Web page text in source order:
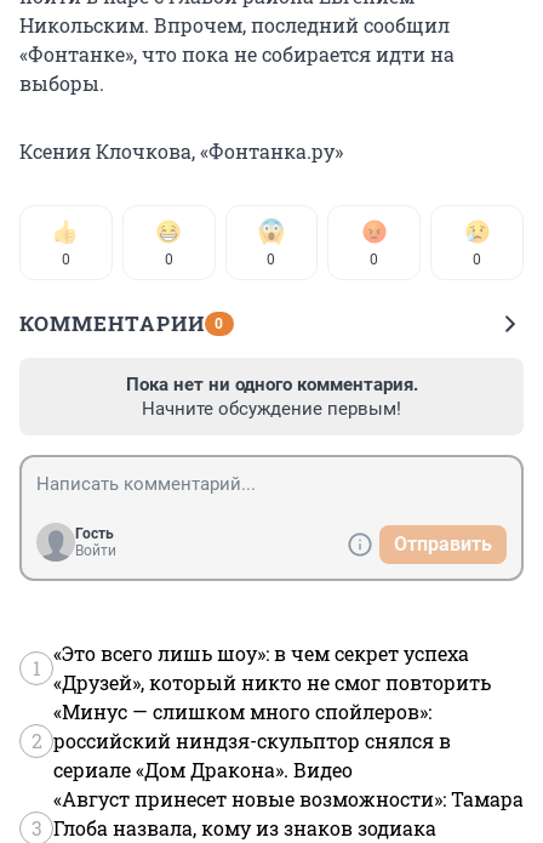
Никольским. Впрочем, последний сообщил
«Фонтанке», что пока не собирается идти на
выборы.
Ксения Клочкова, «Фонтанка.ру»
0 0 0 0 0
КОММЕНТАРИИ 0
Пока нет ни одного комментария.
Начните обсуждение первым!
Гость
Войти
Отправить
1
«Это всего лишь шоу»: в чем секрет успеха
«Друзей», который никто не смог повторить
2
«Минус — слишком много спойлеров»:
российский ниндзя-скульптор снялся в
сериале «Дом Дракона». Видео
3
«Август принесет новые возможности»: Тамара
Глоба назвала, кому из знаков зодиака